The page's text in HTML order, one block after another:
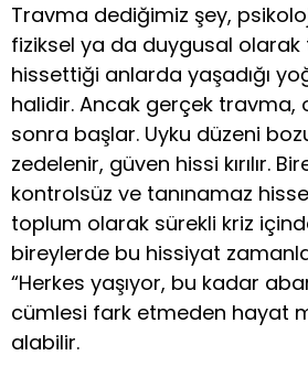
Travma dediğimiz şey,
fiziksel ya da duygusal olarak
hissettiği anlarda yaşadığı
halidir. Ancak gerçek travma,
sonra başlar. Uyku düzeni
zedelenir, güven hissi kırılır.
kontrolsüz ve tanınamaz
toplum olarak sürekli kriz
bireylerde bu hissiyat
“Herkes yaşıyor, bu kadar
cümlesi fark etmeden hayat
alabilir.